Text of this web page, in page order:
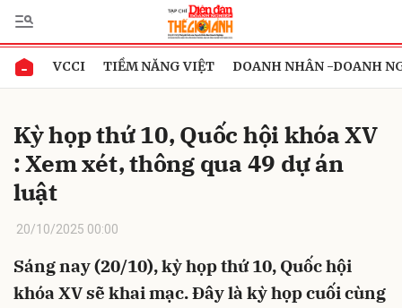
VCCI TIỀM NĂNG VIỆT DOANH NHÂN -DOANH
Kỳ họp thứ 10, Quốc hội khóa XV
: Xem xét, thông qua 49 dự án
luật
20/10/2025 00:00
Sáng nay (20/10), kỳ họp thứ 10, Quốc hội
khóa XV sẽ khai mạc. Đây là kỳ họp cuối cùng
Gửi bình luận
Hủy Gửi